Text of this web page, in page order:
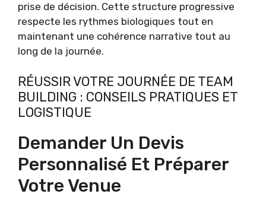
prise de décision. Cette structure progressive
respecte les rythmes biologiques tout en
maintenant une cohérence narrative tout au
long de la journée.
RÉUSSIR VOTRE JOURNÉE DE TEAM
BUILDING : CONSEILS PRATIQUES ET
LOGISTIQUE
Demander Un Devis
Personnalisé Et Préparer
Votre Venue